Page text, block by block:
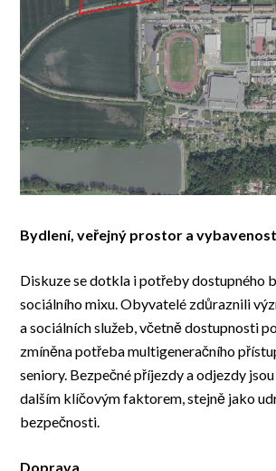
Bydlení, veřejný prostor a vybavenost
Diskuze se dotkla i potřeby dostupného
sociálního mixu. Obyvatelé zdůraznili
a sociálních služeb, včetně dostupnosti
zmíněna potřeba multigeneračního
seniory. Bezpečné příjezdy a odjezdy
dalším klíčovým faktorem, stejně jako
bezpečnosti.
Doprava